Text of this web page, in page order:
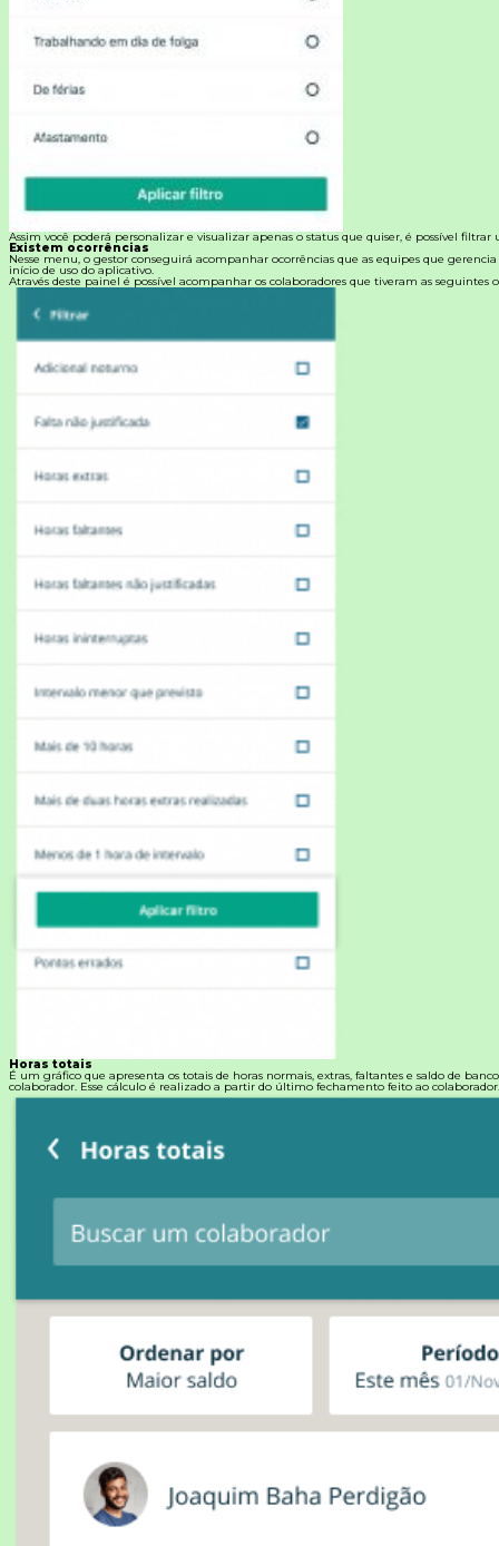
Assim você poderá personalizar e visualizar apenas o status que quiser, é possível filtrar
Existem ocorrências
Nesse menu, o gestor conseguirá acompanhar ocorrências que as equipes que
início de uso do aplicativo.
Através deste painel é possível acompanhar os colaboradores que tiveram as seguintes
Horas totais
É um gráfico que apresenta os totais de horas normais, extras, faltantes e saldo de
colaborador. Esse cálculo é realizado a partir do último fechamento feito ao colaborador.